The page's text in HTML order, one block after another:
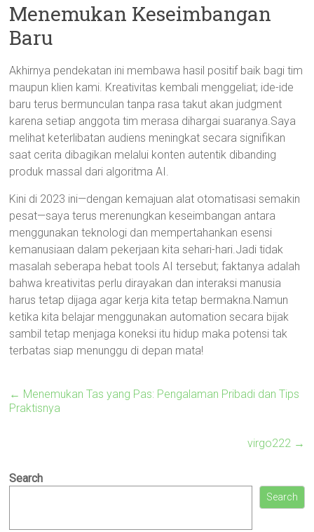
Menemukan Keseimbangan
Baru
Akhirnya pendekatan ini membawa hasil positif baik bagi tim
maupun klien kami. Kreativitas kembali menggeliat; ide-ide
baru terus bermunculan tanpa rasa takut akan judgment
karena setiap anggota tim merasa dihargai suaranya.Saya
melihat keterlibatan audiens meningkat secara signifikan
saat cerita dibagikan melalui konten autentik dibanding
produk massal dari algoritma AI.
Kini di 2023 ini—dengan kemajuan alat otomatisasi semakin
pesat—saya terus merenungkan keseimbangan antara
menggunakan teknologi dan mempertahankan esensi
kemanusiaan dalam pekerjaan kita sehari-hari.Jadi tidak
masalah seberapa hebat tools AI tersebut; faktanya adalah
bahwa kreativitas perlu dirayakan dan interaksi manusia
harus tetap dijaga agar kerja kita tetap bermakna.Namun
ketika kita belajar menggunakan automation secara bijak
sambil tetap menjaga koneksi itu hidup maka potensi tak
terbatas siap menunggu di depan mata!
← Menemukan Tas yang Pas: Pengalaman Pribadi dan Tips
Praktisnya
virgo222 →
Search
Search